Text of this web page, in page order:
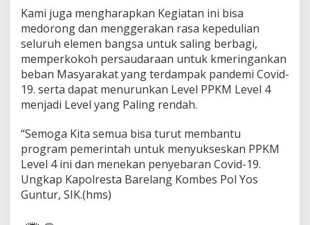
n
t
u
a
n
S
e
m
b
k
o
Kami juga mengharapkan Kegiatan ini bisa
medorong dan menggerakan rasa kepedulian
seluruh elemen bangsa untuk saling berbagi,
memperkokoh persaudaraan untuk kmeringankan
beban Masyarakat yang terdampak pandemi Covid-
19. serta dapat menurunkan Level PPKM Level 4
menjadi Level yang Paling rendah.
“Semoga Kita semua bisa turut membantu
program pemerintah untuk menyukseskan PPKM
Level 4 ini dan menekan penyebaran Covid-19.
Ungkap Kapolresta Barelang Kombes Pol Yos
Guntur, SIK.(hms)